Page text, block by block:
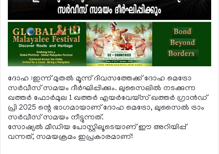
ദോഹ :ഇന്ന് മുതല്‍ മൂന്ന് ദിവസത്തേക്ക് ദോഹ മെട്രോ
സര്‍വീസ് സമയം ദീര്‍ഘിപ്പിക്കും. ലുസൈലില്‍ നടക്കുന്ന
ഖത്തര്‍ ഫോര്‍മുല 1 ഖത്തര്‍ എയര്‍വേയ്സ് ഖത്തര്‍ ഗ്രാന്‍ഡ്
പ്രി 2025 ന്റെ ഭാഗമായാണ് ദോഹ മെട്രോ, ലുസൈല്‍ ട്രാം
സര്‍വീസ് സമയം നീട്ടുന്നത്.
സോഷ്യല്‍ മീഡിയ പോസ്റ്റിലൂടെയാണ് ഈ അറിയിപ്പ്
വന്നത്, സമയക്രമം ഇപ്രകാരമാണ്: